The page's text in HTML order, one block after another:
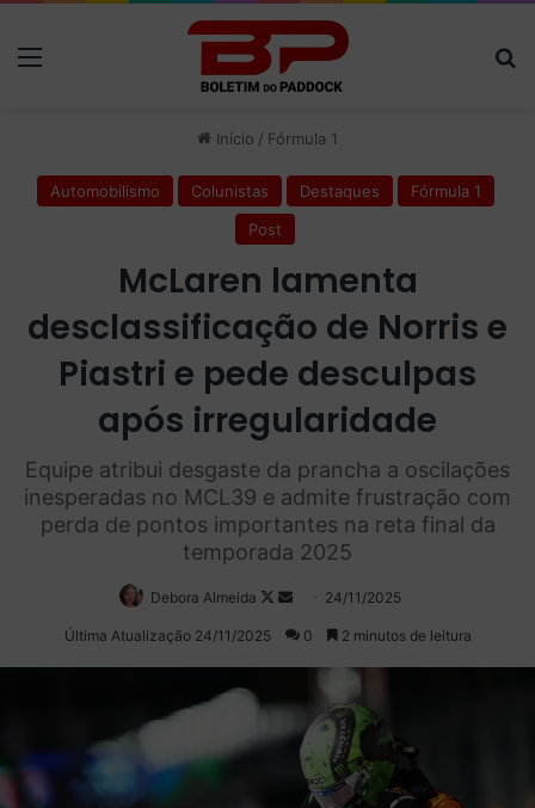
Início / Fórmula 1
Automobilismo Colunistas Destaques
Fórmula 1
Post
McLaren lamenta
desclassificação de Norris e
Piastri e pede desculpas
após irregularidade
Equipe atribui desgaste da prancha a oscilações
inesperadas no MCL39 e admite frustração com
perda de pontos importantes na reta final da
temporada 2025
Debora Almeida
Follow
on
Mande
um
24/11/2025
Última Atualização 24/11/2025 0 2 minutos de leitura